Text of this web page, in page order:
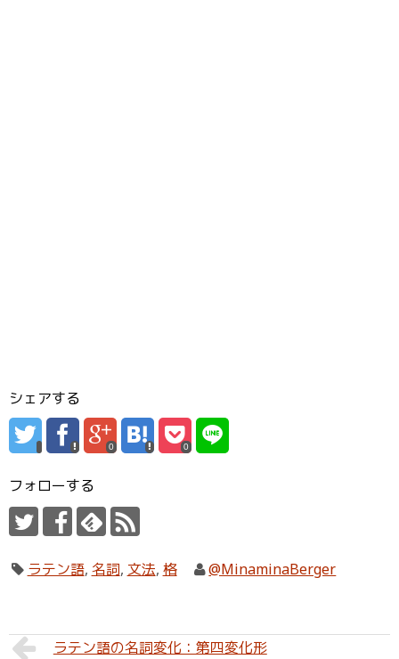
シェアする
0 0
フォローする
ラテン語, 名詞, 文法, 格 @MinaminaBerger
ラテン語の名詞変化：第四変化形